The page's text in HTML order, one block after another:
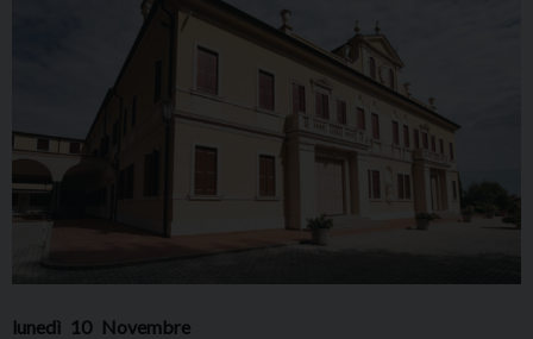
lunedì 10 Novembre